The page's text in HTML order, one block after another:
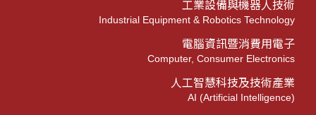
工業設備與機器人技術
Industrial Equipment & Robotics Technology
電腦資訊暨消費用電子
Computer, Consumer Electronics
人工智慧科技及技術產業
AI (Artificial Intelligence)